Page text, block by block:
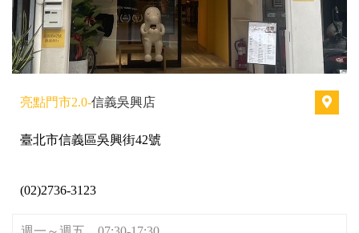
亮點門市2.0-信義吳興店
臺北市信義區吳興街42號
(02)2736-3123